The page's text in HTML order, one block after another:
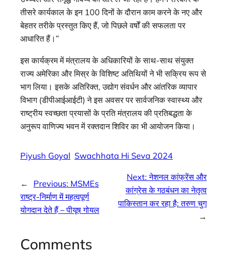
तीसरे कार्यकाल के इन 100 दिनों के दौरान काम करने के नए और
बेहतर तरीके प्रस्‍तुत किए हैं, जो पिछले वर्षों की सफलता पर
आधारित हैं।”
इस कार्यक्रम में मंत्रालय के अधिकारियों के साथ-साथ संयुक्त
राज्य अमेरिका और मिस्र के विशिष्ट अतिथियों ने भी सक्रिय रूप से
भाग लिया। इसके अतिरिक्त, उद्योग संवर्धन और आंतरिक व्यापार
विभाग (डीपीआईआईटी) ने इस अवसर पर सार्वजनिक स्वास्थ्य और
राष्ट्रीय स्वच्छता प्रयासों के प्रति मंत्रालय की प्रतिबद्धता के
अनुरूप वाणिज्य भवन में रक्तदान शिविर का भी आयोजन किया।
Piyush Goyal Swachhata Hi Seva 2024
← Previous: MSMEs
राष्ट्र-निर्माण में महत्वपूर्ण
योगदान देते हैं – पीयूष गोयल
Next:नेशनल कांफ्रेंस और
कांग्रेस के गठबंधन का नेतृत्व
पाकिस्तान कर रहा है: तरुण चुग
→
Comments